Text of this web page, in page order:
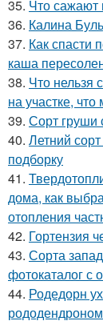
35. Что сажают
36. Калина
37. Как спасти
каша
38. Что нельзя
на участке,
39. Сорт груши
40. Летний
подборку
41.
дома, как
отопления
42. Гортензия
43. Сорта
фотокаталог с
44. Родедорн